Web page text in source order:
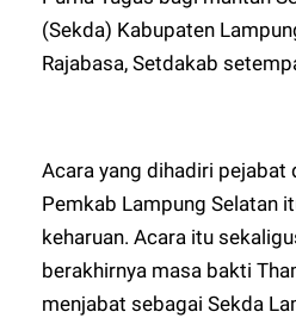
(Sekda) Kabupaten
Rajabasa, Setdakab
Acara yang dihadiri pejabat
Pemkab Lampung Selatan
keharuan. Acara itu
berakhirnya masa bakti
menjabat sebagai Sekda